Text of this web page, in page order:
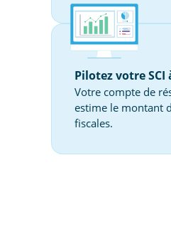
Pilotez votre SCI
Votre compte de
estime le montant
fiscales.